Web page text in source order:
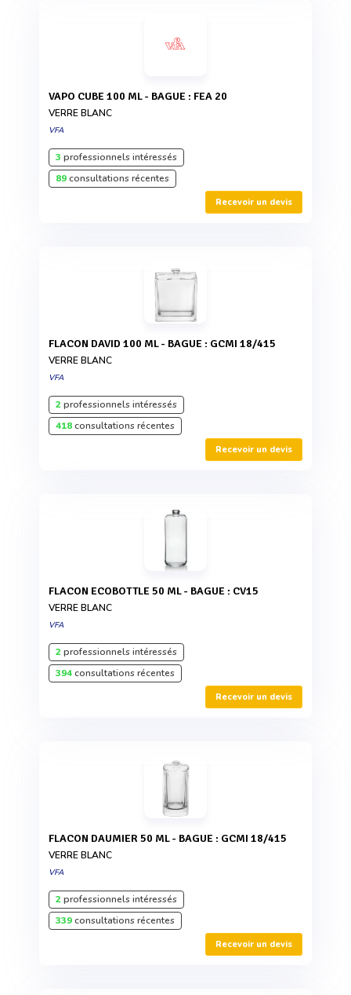
VAPO CUBE 100 ML - BAGUE : FEA 20
VERRE BLANC
VFA
3 professionnels intéressés
89consultations récentes
Recevoir un devis
FLACON DAVID 100 ML - BAGUE : GCMI 18/415
VERRE BLANC
VFA
2professionnels intéressés
418consultations récentes
Recevoir un devis
FLACON ECOBOTTLE 50 ML - BAGUE : CV15
VERRE BLANC
VFA
2professionnels intéressés
394consultations récentes
Recevoir un devis
FLACON DAUMIER 50 ML - BAGUE : GCMI 18/415
VERRE BLANC
VFA
2professionnels intéressés
339consultations récentes
Recevoir un devis